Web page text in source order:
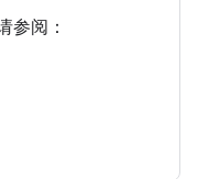
参阅：